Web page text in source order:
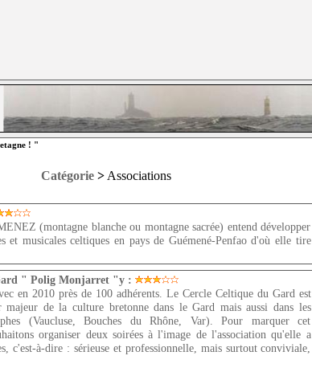
! "
Catégorie >Associations
(montagne blanche ou montagne sacrée) entend développer
et musicales celtiques en pays de Guémené-Penfao d'où elle tire
" Polig Monjarret "y :
en 2010 près de 100 adhérents. Le Cercle Celtique du Gard est
majeur de la culture bretonne dans le Gard mais aussi dans les
(Vaucluse, Bouches du Rhône, Var). Pour marquer cet
organiser deux soirées à l'image de l'association qu'elle a
c'est-à-dire : sérieuse et professionnelle, mais surtout conviviale,